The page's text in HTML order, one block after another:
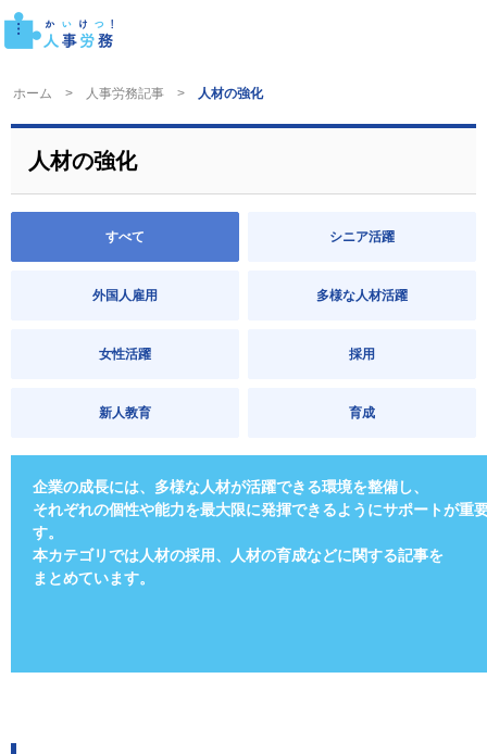
ホーム 人事労務記事 人材の強化
人材の強化
すべて シニア活躍
外国人雇用 多様な人材活躍
女性活躍 採用
新人教育 育成
企業の成長には、多様な人材が活躍できる環境を整備し、
それぞれの個性や能力を最大限に発揮できるようにサポートが重
す。
本カテゴリでは人材の採用、人材の育成などに関する記事を
まとめています。